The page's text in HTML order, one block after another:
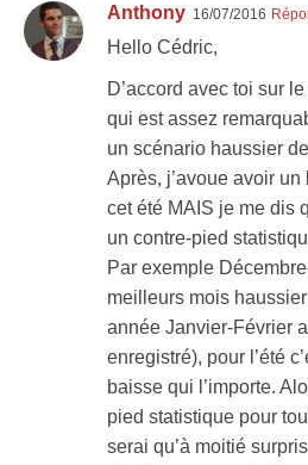
Anthony 16/07/2016
Hello Cédric,
D’accord avec toi sur
qui est assez
un scénario haussier
Après, j’avoue avoir
cet été MAIS je me dis
un contre-pied
Par exemple
meilleurs mois
année Janvier-Février
enregistré), pour l’été
baisse qui l’importe.
pied statistique pour
serai qu’à moitié